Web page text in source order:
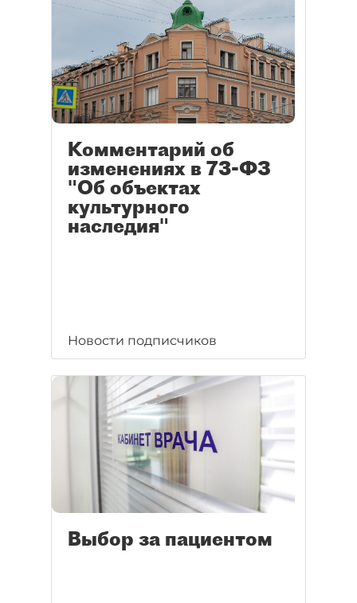
Комментарий об
изменениях в 73-ФЗ
"Об объектах
культурного
наследия"
Новости подписчиков
Выбор за пациентом